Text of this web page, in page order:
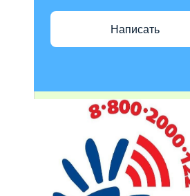
Написать